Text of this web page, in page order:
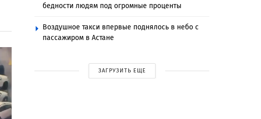
бедности людям под огромные проценты
Воздушное такси впервые поднялось в небо с
пассажиром в Астане
ЗАГРУЗИТЬ ЕЩЕ